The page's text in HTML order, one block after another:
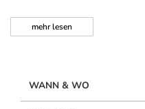
mehrlesen
WANN & WO